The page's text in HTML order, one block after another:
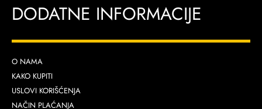
DODATNE INFORMACIJE
O NAMA
KAKO KUPITI
USLOVI KORIŠĆENJA
NAČIN PLAĆANJA